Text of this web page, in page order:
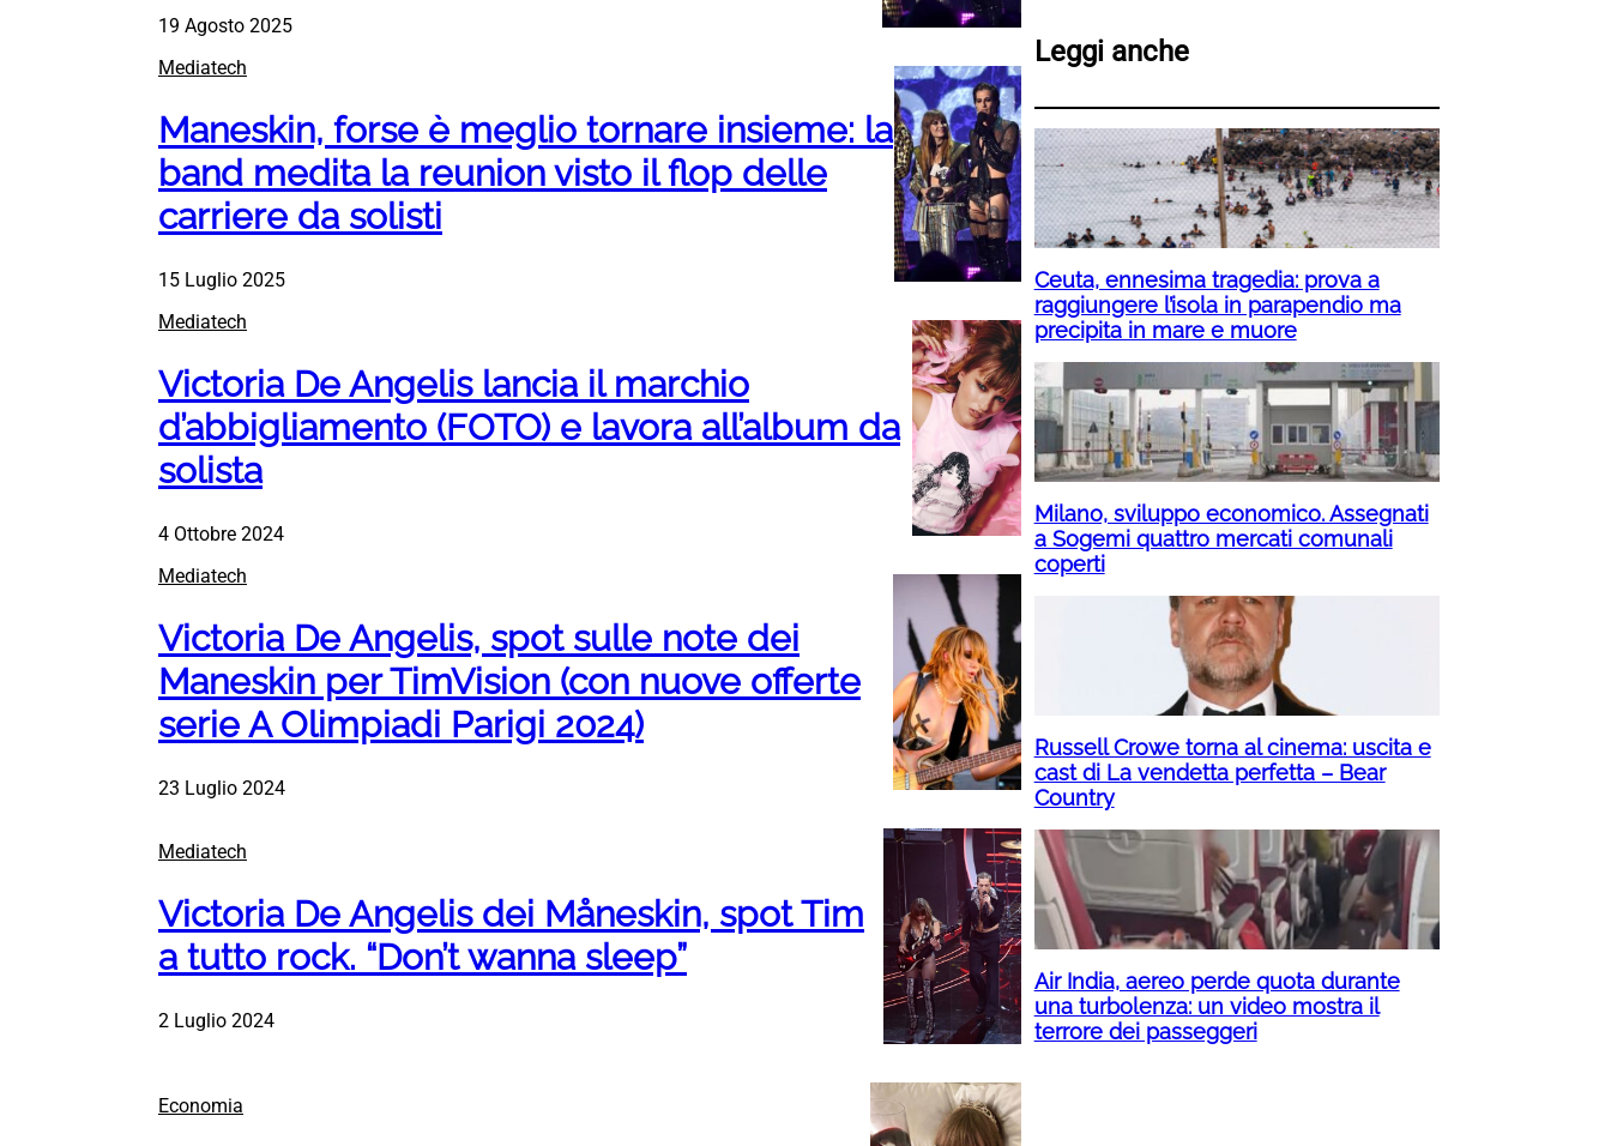
19 Agosto 2025
Mediatech
Maneskin, forse è meglio tornare insieme: la
band medita la reunion visto il flop delle
carriere da solisti
15 Luglio 2025
Mediatech
Victoria De Angelis lancia il marchio
d’abbigliamento (FOTO) e lavora all’album da
solista
4 Ottobre 2024
Mediatech
Victoria De Angelis, spot sulle note dei
Maneskin per TimVision (con nuove offerte
serie A Olimpiadi Parigi 2024)
23 Luglio 2024
Mediatech
Victoria De Angelis dei Måneskin, spot Tim
a tutto rock. “Don’t wanna sleep”
2 Luglio 2024
Economia
Leggi anche
Ceuta, ennesima tragedia: prova a
raggiungere l’isola in parapendio ma
precipita in mare e muore
Milano, sviluppo economico. Assegnati
a Sogemi quattro mercati comunali
coperti
Russell Crowe torna al cinema: uscita e
cast di La vendetta perfetta – Bear
Country
Air India, aereo perde quota durante
una turbolenza: un video mostra il
terrore dei passeggeri